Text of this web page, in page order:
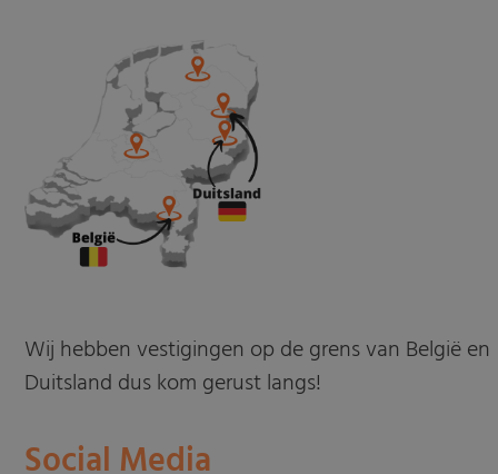
Wij hebben vestigingen op de grens van België en
Duitsland dus kom gerust langs!
Social Media